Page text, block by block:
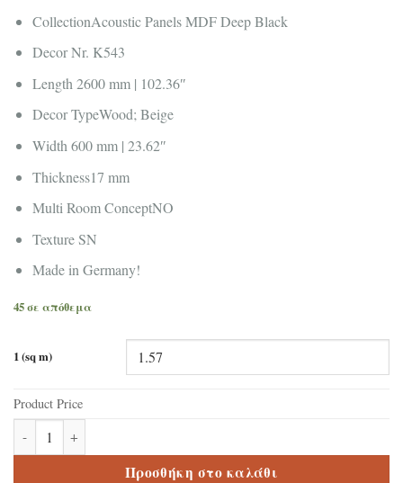
CollectionAcoustic Panels MDF Deep Black
Decor Nr. K543
Length 2600 mm | 102.36″
Decor TypeWood; Beige
Width 600 mm | 23.62″
Thickness17 mm
Multi Room ConceptNO
TextureSN
Made in Germany!
45 σε απόθεμα
1 (sq m)
Product Price
Ακουστικό ηχοαπορροφητικό panel τοίχου Κ543 Sand Barbera
Προσθήκη στο καλάθι